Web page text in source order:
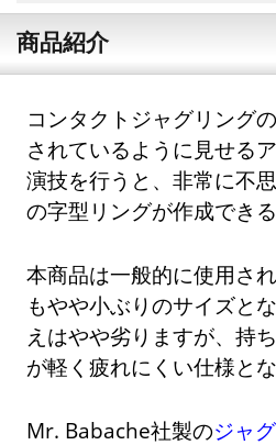
商品紹介
コンタクトジャグリング
されているように見せる
演技を行うと、非常に不
の字型リングが作成できる
本商品は一般的に使用さ
もやや小ぶりのサイズと
えはやや劣りますが、持
が軽く疲れにくい仕様と
Mr. Babache社製のジャ